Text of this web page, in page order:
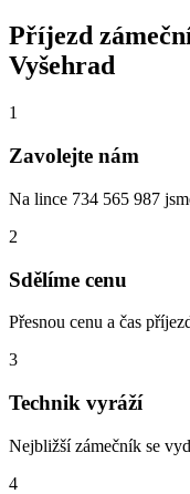
Příjezd
Vyšehrad
1
Zavolejte nám
Na lince 734 565 987
2
Sdělíme cenu
Přesnou cenu a čas
3
Technik vyráží
Nejbližší zámečník se
4